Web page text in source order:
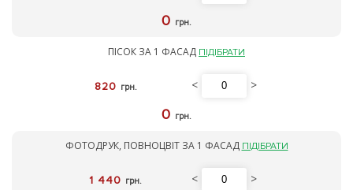
0 грн.
ПІСОК ЗА 1 ФАСАД ПІДІБРАТИ
820 грн. < >
0 грн.
ФОТОДРУК, ПОВНОЦВІТ ЗА 1 ФАСАД ПІДІБРАТИ
1 440 грн. < >